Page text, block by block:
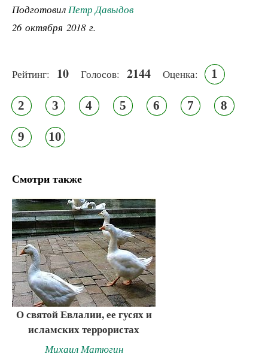
ПодготовилПетр Давыдов
26 октября 2018 г.
Рейтинг: 10 Голосов: 2144 Оценка: 1
2 3 4 5 6 7 8
9 10
Смотри также
О святой Евлалии, ее гусях и
исламских террористах
Михаил Матюгин